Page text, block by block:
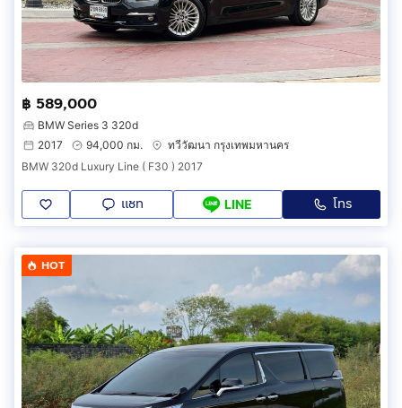
฿ 589,000
BMW Series 3 320d
2017
94,000 กม.
ทวีวัฒนา กรุงเทพมหานคร
BMW 320d Luxury Line ( F30 ) 2017
แชท LINE โทร
HOT